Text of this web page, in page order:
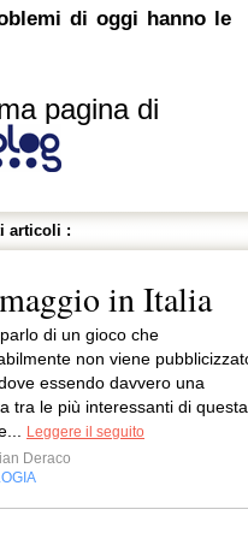
di oggi hanno le
pagina di
articoli :
in Italia
di un gioco che
non viene
essendo davvero una
tra le più interessanti di questa
Leggere il seguito
Deraco